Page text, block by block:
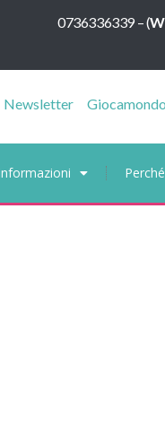
0736336339 –(
Newsletter